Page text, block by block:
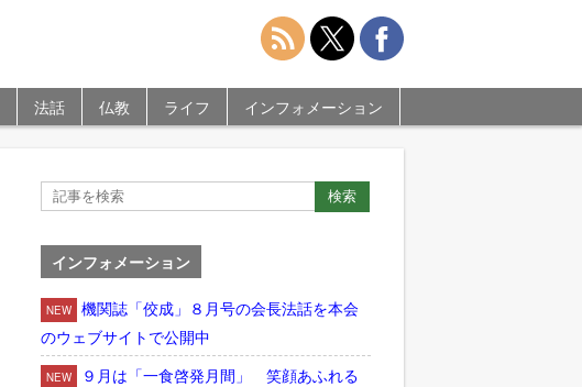
法話 仏教 ライフ インフォメーション
インフォメーション
NEW
機関誌「佼成」８月号の会長法話を本会
のウェブサイトで公開中
NEW
９月は「一食啓発月間」 笑顔あふれる